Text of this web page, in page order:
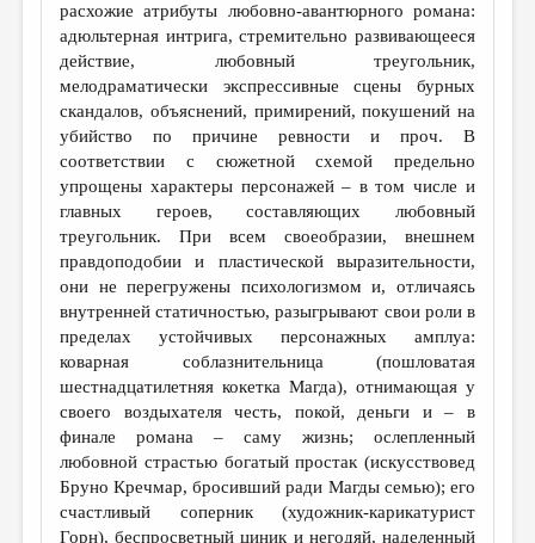
расхожие атрибуты любовно-авантюрного романа:
адюльтерная интрига, стремительно развивающееся
действие, любовный треугольник,
мелодраматически экспрессивные сцены бурных
скандалов, объяснений, примирений, покушений на
убийство по причине ревности и проч. В
соответствии с сюжетной схемой предельно
упрощены характеры персонажей – в том числе и
главных героев, составляющих любовный
треугольник. При всем своеобразии, внешнем
правдоподобии и пластической выразительности,
они не перегружены психологизмом и, отличаясь
внутренней статичностью, разыгрывают свои роли в
пределах устойчивых персонажных амплуа:
коварная соблазнительница (пошловатая
шестнадцатилетняя кокетка Магда), отнимающая у
своего воздыхателя честь, покой, деньги и – в
финале романа – саму жизнь; ослепленный
любовной страстью богатый простак (искусствовед
Бруно Кречмар, бросивший ради Магды семью); его
счастливый соперник (художник-карикатурист
Горн), беспросветный циник и негодяй, наделенный